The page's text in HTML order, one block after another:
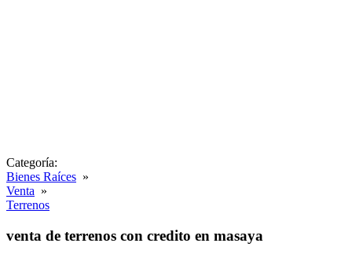
Categoría:
Bienes Raíces »
Venta »
Terrenos
venta de terrenos con credito en masaya